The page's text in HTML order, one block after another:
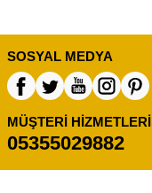
SOSYAL MEDYA
MÜŞTERI HIZMETLERI
05355029882